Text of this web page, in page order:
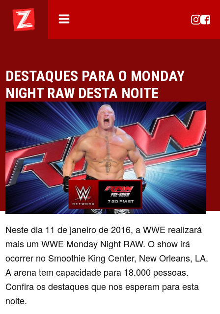
DESTAQUES PARA O MONDAY
NIGHT RAW DESTA NOITE
Neste dia 11 de janeiro de 2016, a WWE realizará
mais um WWE Monday Night RAW. O show irá
ocorrer no Smoothie King Center, New Orleans, LA.
A arena tem capacidade para 18.000 pessoas.
Confira os destaques que nos esperam para esta
noite.